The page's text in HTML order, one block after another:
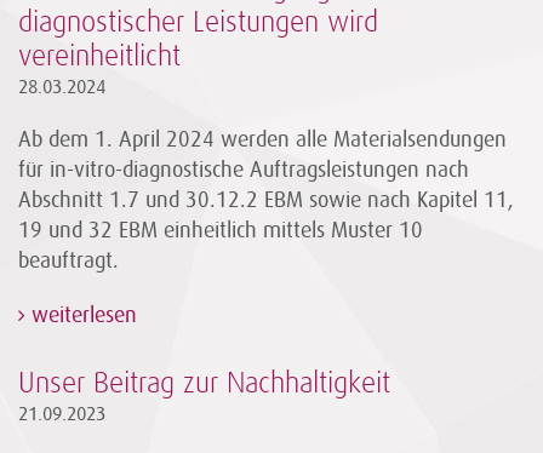
diagnostischer Leistungen wird
vereinheitlicht
28.03.2024
Ab dem 1. April 2024 werden alle Materialsendungen
für in-vitro-diagnostische Auftragsleistungen nach
Abschnitt 1.7 und 30.12.2 EBM sowie nach Kapitel 11,
19 und 32 EBM einheitlich mittels Muster 10
beauftragt.
weiterlesen
Unser Beitrag zur Nachhaltigkeit
21.09.2023